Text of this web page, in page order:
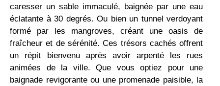
caresser un sable immaculé, baignée par une eau
éclatante à 30 degrés. Ou bien un tunnel verdoyant
formé par les mangroves, créant une oasis de
fraîcheur et de sérénité. Ces trésors cachés offrent
un répit bienvenu après avoir arpenté les rues
animées de la ville. Que vous optiez pour une
baignade revigorante ou une promenade paisible, la